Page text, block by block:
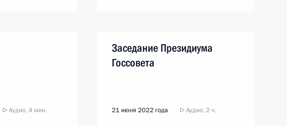
Аудио, 4 мин.
Заседание Президиума
Госсовета
21 июня 2022 года Аудио, 2 ч.